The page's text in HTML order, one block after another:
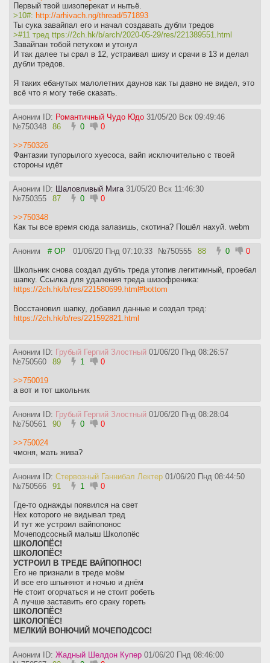
Первый твой шизоперекат и нытьё.
>10#: http://arhivach.ng/thread/571893
Ты сука завайпал его и начал создавать дубли тредов
>#11 тред ttps://2ch.hk/b/arch/2020-05-29/res/221389551.html
Завайпан тобой петухом и утонул
И так далее ты срал в 12, устраивал шизу и срачи в 13 и делал
дубли тредов.
Я таких ебанутых малолетних даунов как ты давно не видел, это
всё что я могу тебе сказать.
Аноним ID: Романтичный Чудо Юдо 31/05/20 Вск 09:49:46
№750348 86 0 0
>>750326
Фантазии тупорылого хуесоса, вайп исключительно с твоей
стороны идёт
Аноним ID: Шаловливый Мига 31/05/20 Вск 11:46:30
№750355 87 0 0
>>750348
Как ты все время сюда залазишь, скотина? Пошёл нахуй. webm
Аноним # OP 01/06/20 Пнд 07:10:33 №750555 88 0 0
Школьник снова создал дубль треда утопив легитимный, проебал
шапку. Ссылка для удаления треда шизофреника:
https://2ch.hk/b/res/221580699.html#bottom
Восстановил шапку, добавил данные и создал тред:
https://2ch.hk/b/res/221592821.html
Аноним ID: Грубый Герпий Злостный 01/06/20 Пнд 08:26:57
№750560 89 1 0
>>750019
а вот и тот школьник
Аноним ID: Грубый Герпий Злостный 01/06/20 Пнд 08:28:04
№750561 90 0 0
>>750024
чмоня, мать жива?
Аноним ID: Стервозный Ганнибал Лектер 01/06/20 Пнд 08:44:50
№750566 91 1 0
Где-то однажды появился на свет
Нех которого не видывал тред
И тут же устроил вайпопонос
Мочеподсосный малыш Школопёс
ШКОЛОПЁС!
ШКОЛОПЁС!
УСТРОИЛ В ТРЕДЕ ВАЙПОПНОС!
Его не признали в треде моём
И все его шпыняют и ночью и днём
Не стоит огорчаться и не стоит робеть
А лучше заставить его сраку гореть
ШКОЛОПЁС!
ШКОЛОПЁС!
МЕЛКИЙ ВОНЮЧИЙ МОЧЕПОДСОС!
Аноним ID: Жадный Шелдон Купер 01/06/20 Пнд 08:46:00